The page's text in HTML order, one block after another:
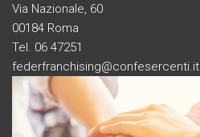
Via Nazionale, 60
00184 Roma
Tel. 06 47251
federfranchising@confesercenti.it